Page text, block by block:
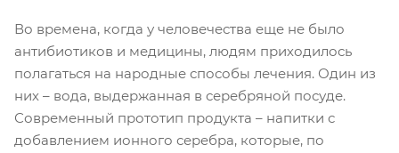
Во времена, когда у человечества еще не было
антибиотиков и медицины, людям приходилось
полагаться на народные способы лечения. Один из
них – вода, выдержанная в серебряной посуде.
Современный прототип продукта – напитки с
добавлением ионного серебра, которые, по